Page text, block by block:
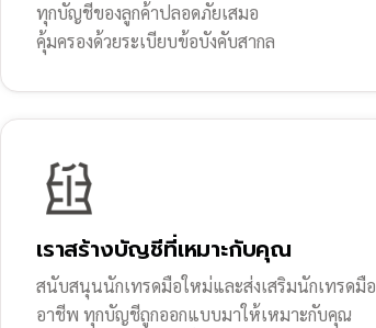
ทุกบัญชีของลูกค้าปลอดภัยเสมอ
คุ้มครองด้วยระเบียบข้อบังคับสากล
เราสร้างบัญชีที่เหมาะกับคุณ
สนับสนุนนักเทรดมือใหม่และส่งเสริมนักเทรดมือ
อาชีพ ทุกบัญชีถูกออกแบบมาให้เหมาะกับคุณ